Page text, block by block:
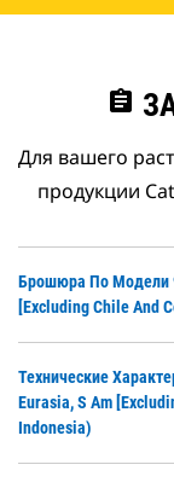
assignment
Для вашего
продукции
Брошюра По Модели
[excluding Chile And
Технические
Eurasia, S Am
Indonesia)